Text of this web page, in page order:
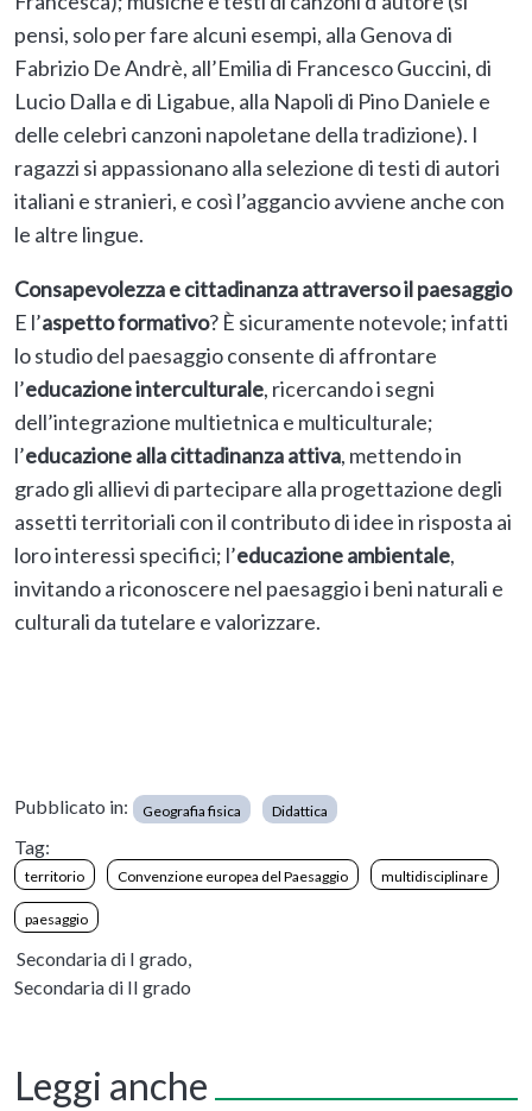
pensi, solo per fare alcuni esempi, alla Genova di
Fabrizio De Andrè, all’Emilia di Francesco Guccini, di
Lucio Dalla e di Ligabue, alla Napoli di Pino Daniele e
delle celebri canzoni napoletane della tradizione). I
ragazzi si appassionano alla selezione di testi di autori
italiani e stranieri, e così l’aggancio avviene anche con
le altre lingue.
Consapevolezza e cittadinanza attraverso il paesaggio
E l’aspetto formativo? È sicuramente notevole; infatti
lo studio del paesaggio consente di affrontare
l’educazione interculturale, ricercando i segni
dell’integrazione multietnica e multiculturale;
l’educazione alla cittadinanza attiva, mettendo in
grado gli allievi di partecipare alla progettazione degli
assetti territoriali con il contributo di idee in risposta ai
loro interessi specifici; l’educazione ambientale,
invitando a riconoscere nel paesaggio i beni naturali e
culturali da tutelare e valorizzare.
Pubblicato in: Geografia fisica Didattica
Tag:
territorio Convenzione europea del Paesaggio multidisciplinare
paesaggio
Secondaria di I grado,
Secondaria di II grado
Leggi anche